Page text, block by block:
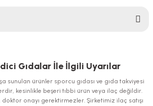
teşekkür ederiz.
veya görüntülenemiyor.
Gıdalar İle İlgili Uyarılar
sunulan ürünler sporcu gıdası ve gıda takviyesi
kesinlikle beşeri tıbbi ürün veya ilaç değildir.
onayı gerektirmezler. Şirketimiz ilaç satışı